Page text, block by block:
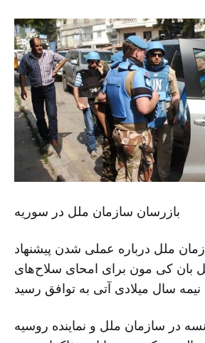
بازرسان سازمان ملل در سوریه
ملل درباره عملی شدن پیشنهاد
بان کی مون برای امحای سلاح‌های
در سازمان ملل و نماینده روسیه